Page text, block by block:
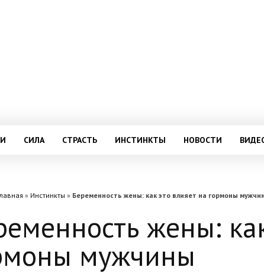
СИЛА СТРАСТЬ ИНСТИНКТЫ НОВОСТИ
» Инстинкты » Беременность жены: как это влияет на гормоны
жены:
мужчины